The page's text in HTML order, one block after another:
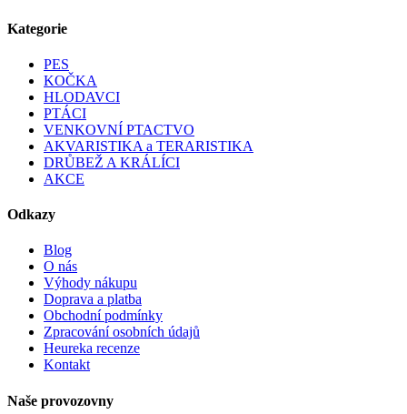
Kategorie
PES
KOČKA
HLODAVCI
PTÁCI
VENKOVNÍ PTACTVO
AKVARISTIKA a TERARISTIKA
DRŮBEŽ A KRÁLÍCI
AKCE
Odkazy
Blog
O nás
Výhody nákupu
Doprava a platba
Obchodní podmínky
Zpracování osobních údajů
Heureka recenze
Kontakt
Naše provozovny